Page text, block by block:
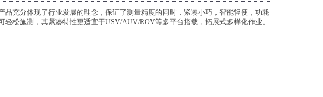
充分体现了行业发展的理念，保证了测量精度的同时，紧凑小巧，智能轻便，功耗
松施测，其紧凑特性更适宜于USV/AUV/ROV等多平台搭载，拓展式多样化作业。